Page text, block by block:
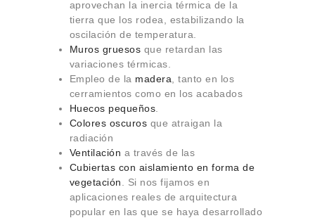
aprovechan la inercia térmica de la
tierra que los rodea, estabilizando la
oscilación de temperatura.
Muros gruesos que retardan las
variaciones térmicas.
Empleo de la madera , tanto en los
cerramientos como en los acabados
Huecos pequeños
Colores oscuros que atraigan la
radiación
Ventilación a través de las
Cubiertas con aislamiento en forma de
vegetación . Si nos fijamos en
aplicaciones reales de arquitectura
popular en las que se haya desarrollado